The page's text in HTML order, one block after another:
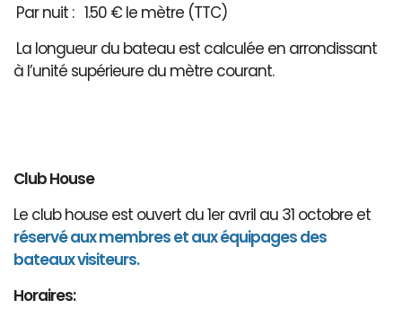
Par nuit : 1.50 € le mètre (TTC)
La longueur du bateau est calculée en arrondissant
à l’unité supérieure du mètre courant.
Club House
Le club house est ouvert du 1er avril au 31 octobre et
réservé aux membres et aux équipages des
bateaux visiteurs.
Horaires: